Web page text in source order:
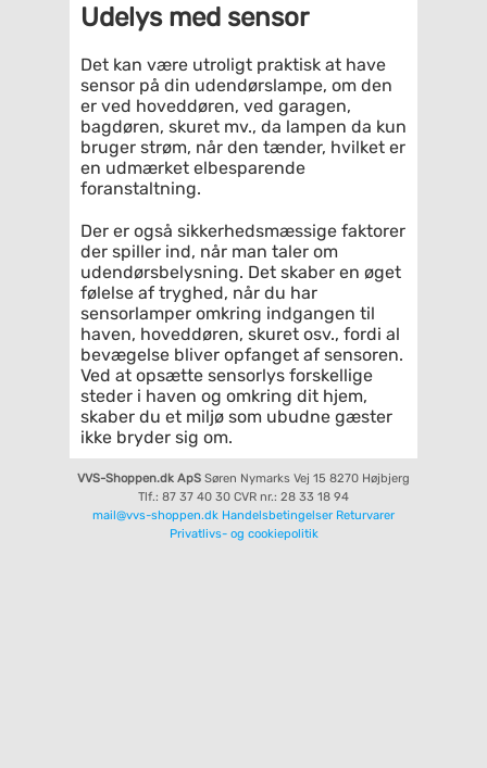
Udelys med sensor
Det kan være utroligt praktisk at have
sensor på din udendørslampe, om den
er ved hoveddøren, ved garagen,
bagdøren, skuret mv., da lampen da kun
bruger strøm, når den tænder, hvilket er
en udmærket elbesparende
foranstaltning.
Der er også sikkerhedsmæssige faktorer
der spiller ind, når man taler om
udendørsbelysning. Det skaber en øget
følelse af tryghed, når du har
sensorlamper omkring indgangen til
haven, hoveddøren, skuret osv., fordi al
bevægelse bliver opfanget af sensoren.
Ved at opsætte sensorlys forskellige
steder i haven og omkring dit hjem,
skaber du et miljø som ubudne gæster
ikke bryder sig om.
VVS-Shoppen.dk ApS Søren Nymarks Vej 15 8270 Højbjerg
Tlf.: 87 37 40 30 CVR nr.: 28 33 18 94
mail@vvs-shoppen.dk Handelsbetingelser Returvarer
Privatlivs- og cookiepolitik